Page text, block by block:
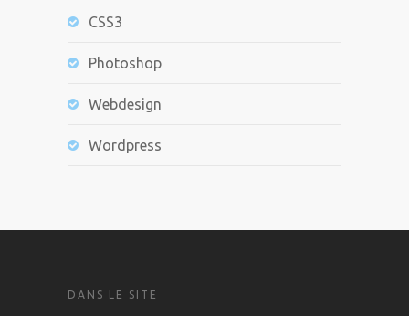
CSS3
Photoshop
Webdesign
Wordpress
DANS LE SITE